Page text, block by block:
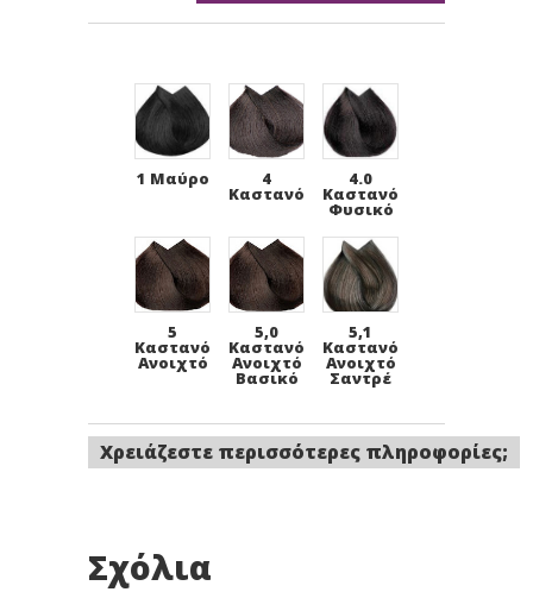
1 Μαύρο 4
Καστανό
4.0
Καστανό
Φυσικό
5
Καστανό
Ανοιχτό
5,0
Καστανό
Ανοιχτό
Βασικό
5,1
Καστανό
Ανοιχτό
Σαντρέ
Χρειάζεστε περισσότερες πληροφορίες;
Σχόλια